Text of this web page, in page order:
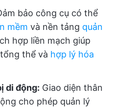
bảo công cụ có thể
mềm và nền tảng quản
hợp liền mạch giúp
thể và hợp lý hóa
di động: Giao diện thân
cho phép quản lý